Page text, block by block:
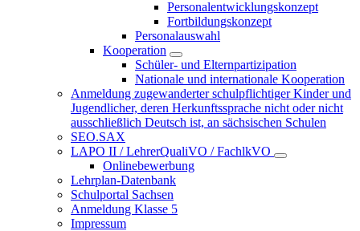
Personalentwicklungskonzept
Fortbildungskonzept
Personalauswahl
Kooperation
Schüler- und Elternpartizipation
Nationale und internationale Kooperation
Anmeldung zugewanderter schulpflichtiger Kinder und
Jugendlicher, deren Herkunftssprache nicht oder nicht
ausschließlich Deutsch ist, an sächsischen Schulen
SEO.SAX
LAPO II / LehrerQualiVO / FachlkVO
Onlinebewerbung
Lehrplan-Datenbank
Schulportal Sachsen
Anmeldung Klasse 5
Impressum